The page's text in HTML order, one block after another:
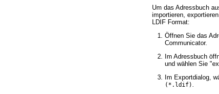
Um das Adressbuch
importieren,
LDIF Format:
Öffnen Sie das
Communicator.
Im Adressbuch
und wählen Sie
Im Exportdialog,
(*.ldif) .